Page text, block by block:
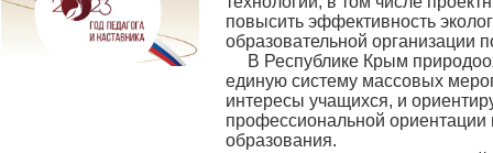
повысить эффективность
образовательной организации
В Республике Крым
единую систему массовых
интересы учащихся, и
профессиональной ориентации
образования.